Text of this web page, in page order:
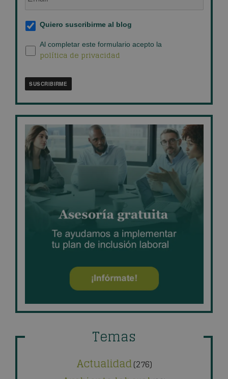
Suscripción
al
blog
*
Quiero suscribirme al blog
Política
de
Al completar este formulario acepto la
política de privacidad
SUSCRIBIRME
Temas
Actualidad(276)